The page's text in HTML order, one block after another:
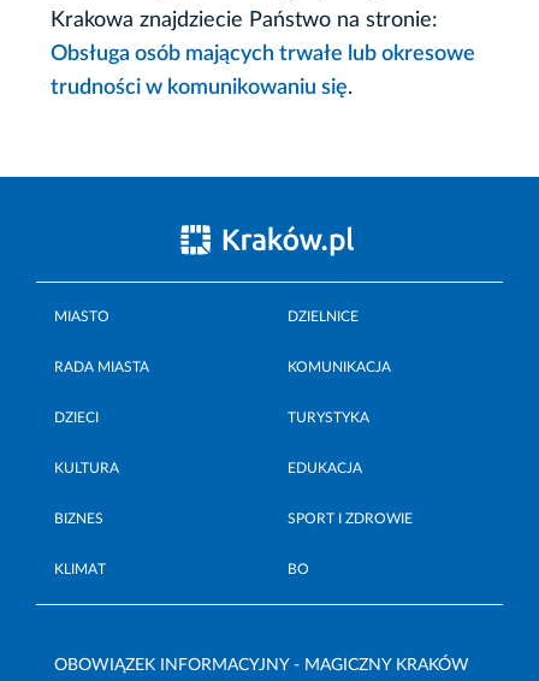
Krakowa znajdziecie Państwo na stronie:
Obsługa osób mających trwałe lub okresowe
trudności w komunikowaniu się.
MIASTO DZIELNICE
RADA MIASTA KOMUNIKACJA
DZIECI TURYSTYKA
KULTURA EDUKACJA
BIZNES SPORT I ZDROWIE
KLIMAT BO
OBOWIĄZEK INFORMACYJNY - MAGICZNY KRAKÓW